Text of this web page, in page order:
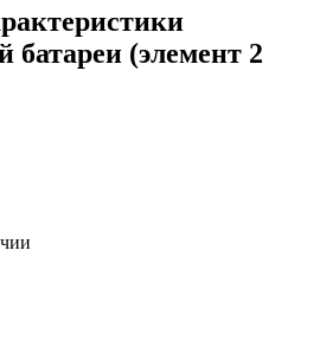
батареи (элемент 2